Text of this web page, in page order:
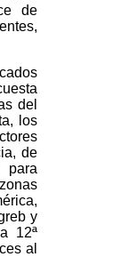
de
del
los
de
para
y
12ª
al